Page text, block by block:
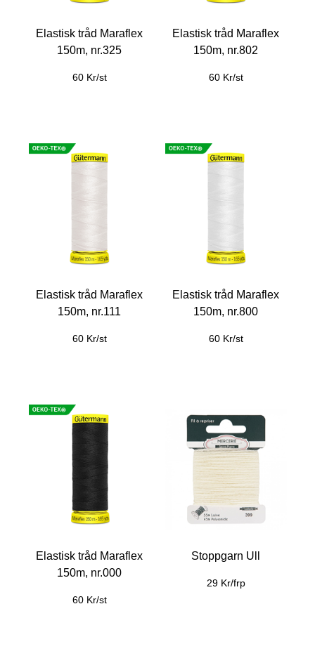
Elastisk tråd Maraflex
150m, nr.325
60 Kr/st
Elastisk tråd Maraflex
150m, nr.802
60 Kr/st
Elastisk tråd Maraflex
150m, nr.111
60 Kr/st
Elastisk tråd Maraflex
150m, nr.800
60 Kr/st
Elastisk tråd Maraflex
150m, nr.000
60 Kr/st
Stoppgarn Ull
29 Kr/frp